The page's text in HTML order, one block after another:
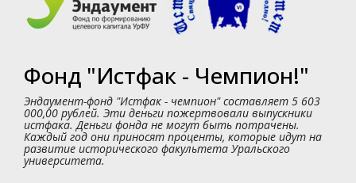
Фонд "Истфак - Чемпион!"
Эндаумент-фонд "Истфак - чемпион" составляет 5 603
000,00 рублей. Эти деньги пожертвовали выпускники
истфака. Деньги фонда не могут быть потрачены.
Каждый год они приносят проценты, которые идут на
развитие исторического факультета Уральского
университета.